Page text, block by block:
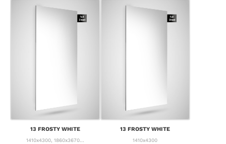
13 FROSTY WHITE
1410x4300, 1860x3670...
13 FROSTY WHITE
1410x4300